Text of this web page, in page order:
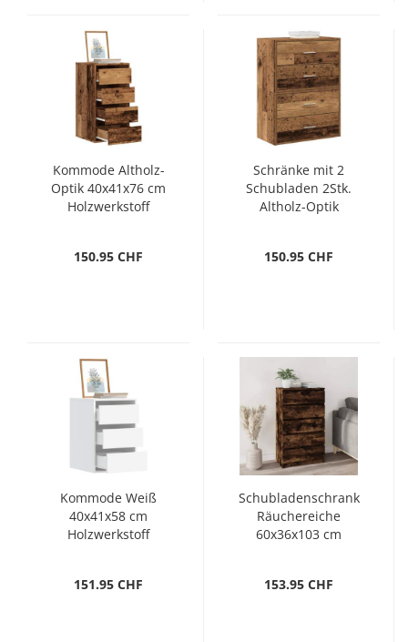
Kommode Altholz-
Optik 40x41x76 cm
Holzwerkstoff
150.95 CHF
Schränke mit 2
Schubladen 2Stk.
Altholz-Optik
150.95 CHF
Kommode Weiß
40x41x58 cm
Holzwerkstoff
151.95 CHF
Schubladenschrank
Räuchereiche
60x36x103 cm
153.95 CHF